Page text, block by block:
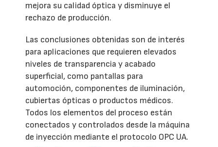
mejora su calidad óptica y disminuye el
rechazo de producción.
Las conclusiones obtenidas son de interés
para aplicaciones que requieren elevados
niveles de transparencia y acabado
superficial, como pantallas para
automoción, componentes de iluminación,
cubiertas ópticas o productos médicos.
Todos los elementos del proceso están
conectados y controlados desde la máquina
de inyección mediante el protocolo OPC UA.